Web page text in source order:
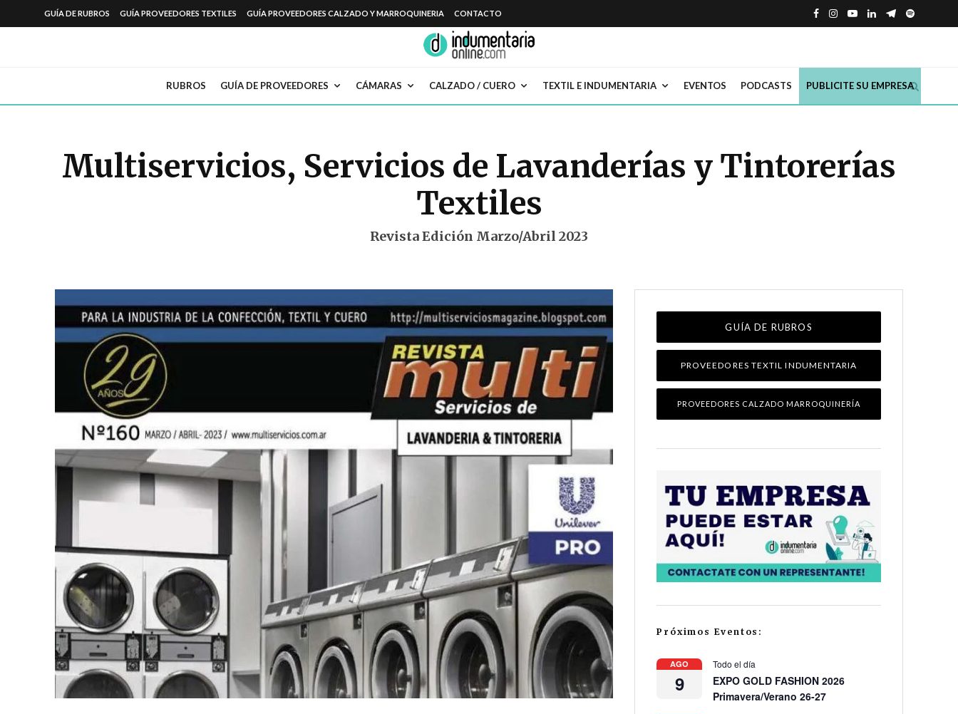
GUÍA DE RUBROS GUÍA PROVEEDORES TEXTILES GUÍA PROVEEDORES CALZADO Y MARROQUINERIA CONTACTO
RUBROS GUÍA DE PROVEEDORES CÁMARAS CALZADO / CUERO TEXTIL E INDUMENTARIA EVENTOS PODCASTS PUBLICITE SU EMPRESA
Multiservicios, Servicios de Lavanderías y Tintorerías
Textiles
Revista Edición Marzo/Abril 2023
GUÍA DE RUBROS
PROVEEDORES TEXTIL INDUMENTARIA
PROVEEDORES CALZADO MARROQUINERÍA
Próximos Eventos:
AGO
9
Todo el día
EXPO GOLD FASHION 2026
Primavera/Verano 26-27